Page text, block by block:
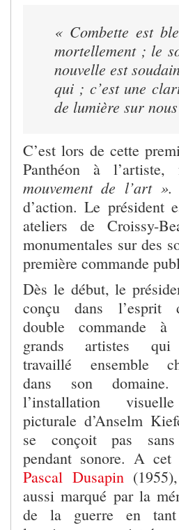
«Combette est
mortellement ; le
nouvelle est
qui ; c’est une
de lumière sur
C’est lors de cette
Panthéon à l’artiste,
mouvement de l’art ».
d’action. Le président
ateliers de Croissy-
monumentales sur des
première commande
Dès le début, le
conçu dans l’esprit
double commande à
grands artistes
travaillé ensemble
dans son
l’installation
picturale d’Anselm
se conçoit pas
pendant sonore. A cet
Pascal Dusapin
aussi marqué par la
de la guerre en